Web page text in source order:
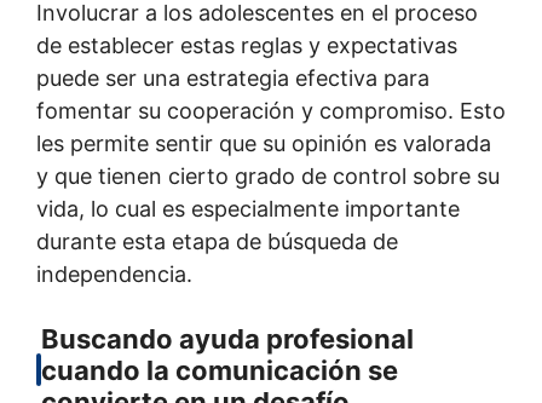
Involucrar a los adolescentes en el proceso
de establecer estas reglas y expectativas
puede ser una estrategia efectiva para
fomentar su cooperación y compromiso. Esto
les permite sentir que su opinión es valorada
y que tienen cierto grado de control sobre su
vida, lo cual es especialmente importante
durante esta etapa de búsqueda de
independencia.
Buscando ayuda profesional
cuando la comunicación se